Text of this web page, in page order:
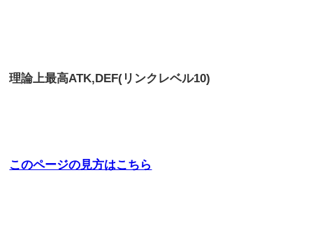
理論上最高ATK,DEF(リンクレベル10)
このページの見方はこちら